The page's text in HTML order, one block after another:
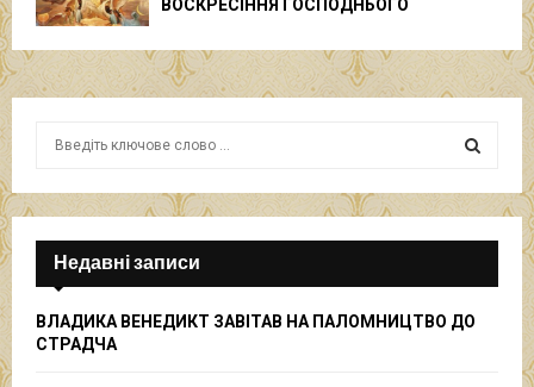
ВОСКРЕСІННЯ ГОСПОДНЬОГО
f
r
S
E
A
Недавні записи
ВЛАДИКА ВЕНЕДИКТ ЗАВІТАВ НА ПАЛОМНИЦТВО ДО
СТРАДЧА